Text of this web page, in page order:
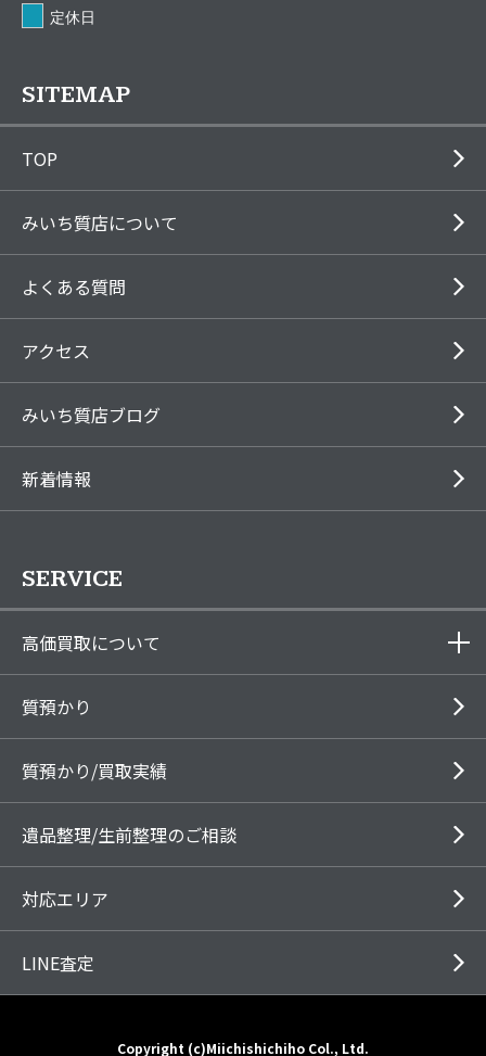
定休日
SITEMAP
TOP
みいち質店について
よくある質問
アクセス
みいち質店ブログ
新着情報
SERVICE
高価買取について
質預かり
質預かり/買取実績
遺品整理/生前整理のご相談
対応エリア
LINE査定
Copyright (c)Miichishichiho Col., Ltd.